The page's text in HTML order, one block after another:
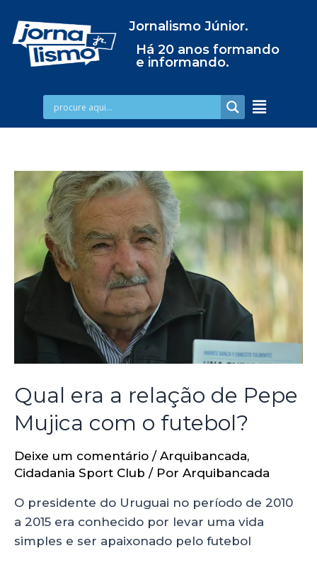
Jornalismo Júnior.
Há 20 anos formando
e informando.
Qual era a relação de Pepe
Mujica com o futebol?
Deixe um comentário / Arquibancada,
Cidadania Sport Club / Por Arquibancada
O presidente do Uruguai no período de 2010
a 2015 era conhecido por levar uma vida
simples e ser apaixonado pelo futebol